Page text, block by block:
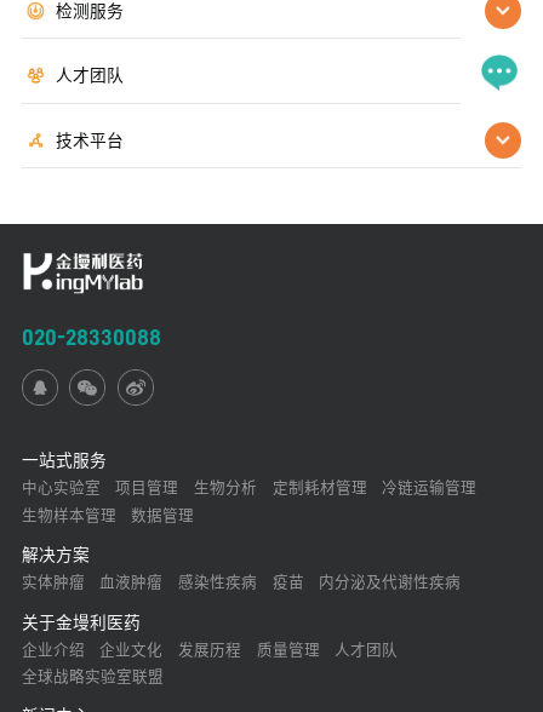
检测服务
人才团队
技术平台
020-28330088
一站式服务
中心实验室 项目管理 生物分析 定制耗材管理
冷链运输管理
生物样本管理
数据管理
解决方案
实体肿瘤 血液肿瘤 感染性疾病 疫苗 内分泌及代谢性疾病
关于金墁利医药
企业介绍 企业文化 发展历程 质量管理
人才团队
全球战略实验室联盟